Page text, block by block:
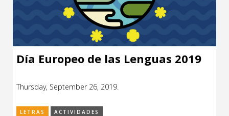
Día Europeo de las Lenguas 2019
Thursday, September 26, 2019.
LETRAS ACTIVIDADES